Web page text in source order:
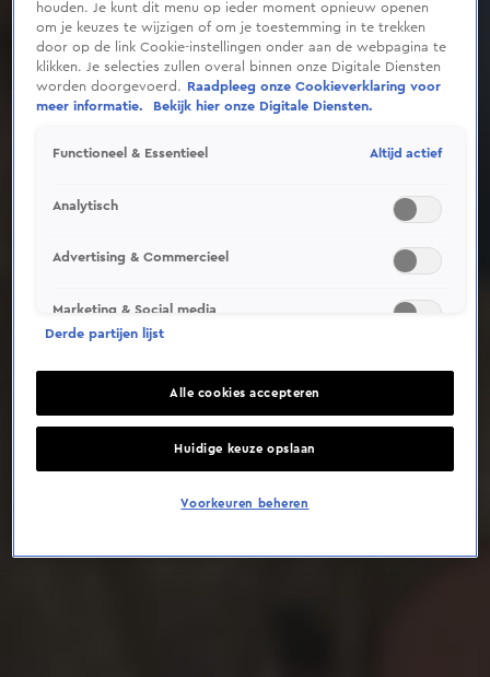
Deze video is niet beschikbaar op je huidige locatie
houden. Je kunt dit menu op ieder moment opnieuw openen
om je keuzes te wijzigen of om je toestemming in te trekken
door op de link Cookie-instellingen onder aan de webpagina te
klikken. Je selecties zullen overal binnen onze Digitale Diensten
worden doorgevoerd.
Raadpleeg onze Cookieverklaring voor
meer informatie.
Bekijk hier onze Digitale Diensten.
Functioneel & Essentieel Altijd actief
Analytisch
Advertising & Commercieel
Marketing & Social media
Derde partijen lijst
Alle cookies accepteren
Huidige keuze opslaan
Voorkeuren beheren